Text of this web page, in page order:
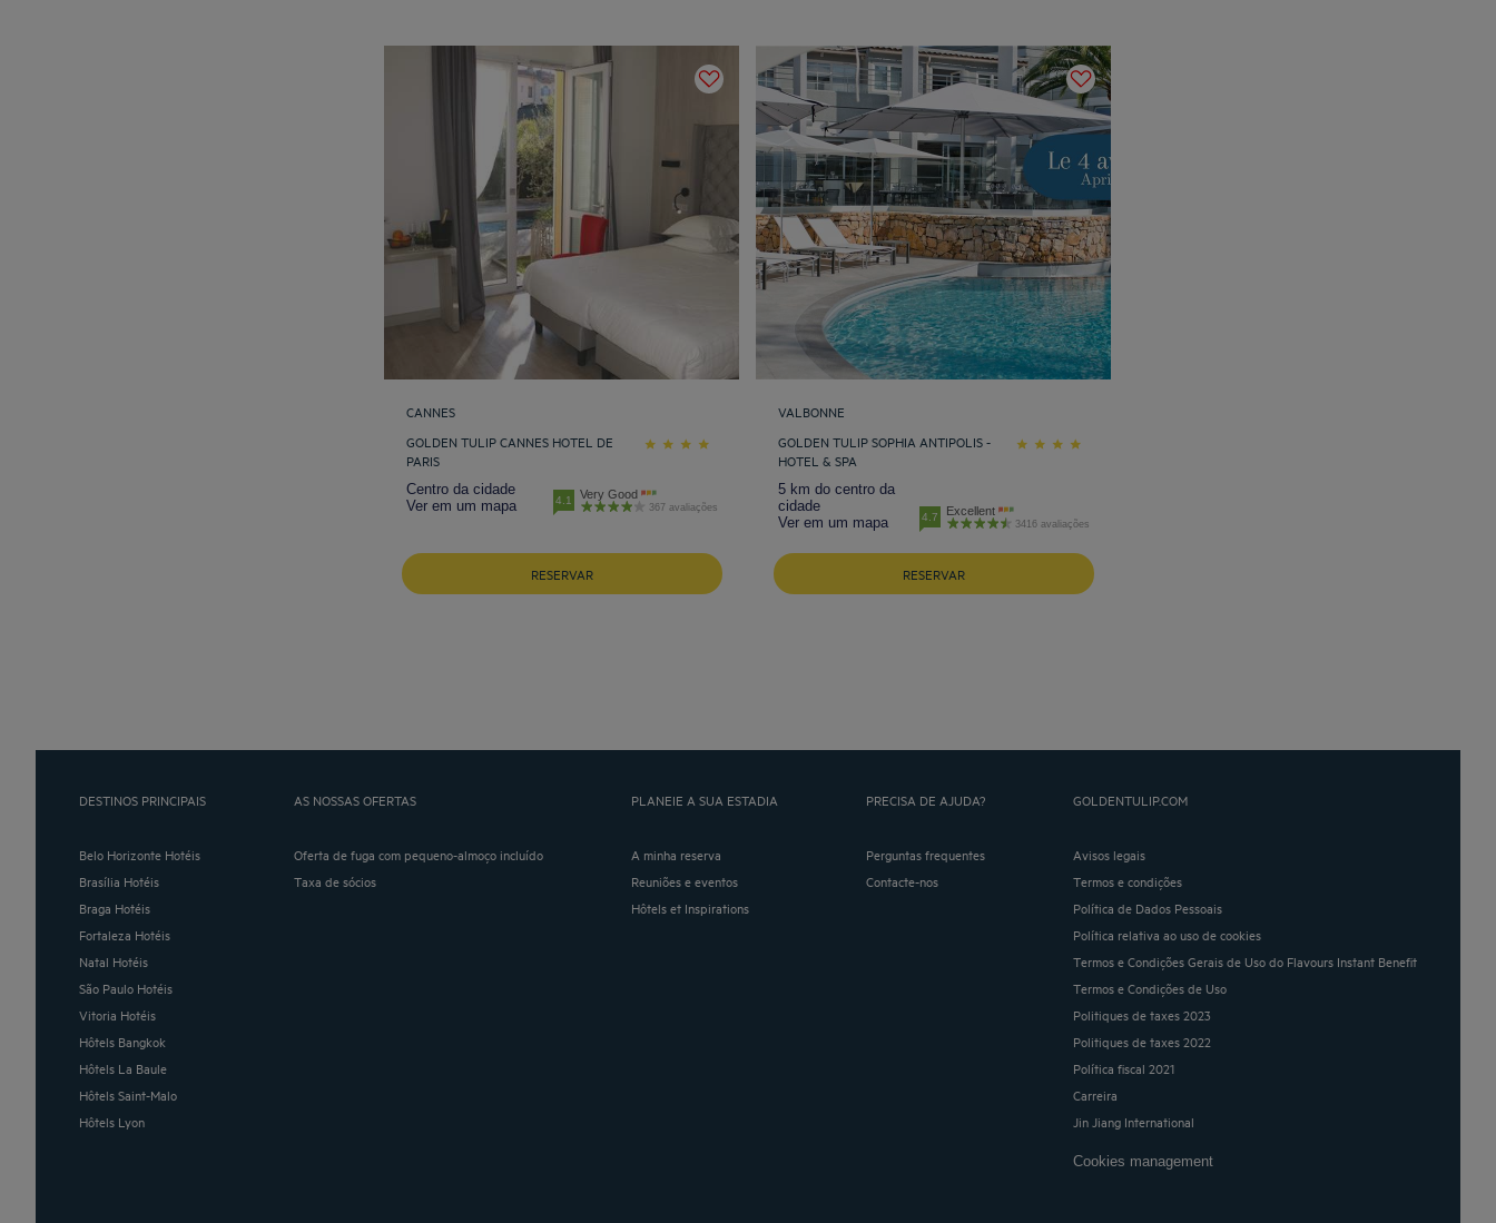
CANNES
GOLDEN TULIP CANNES HOTEL DE
PARIS
Centro da cidade
Ver em um mapa
4.1 Very Good
367 avaliações
RESERVAR
VALBONNE
GOLDEN TULIP SOPHIA ANTIPOLIS -
HOTEL & SPA
5 km do centro da
cidade
Ver em um mapa
4.7 Excellent
3416 avaliações
RESERVAR
DESTINOS PRINCIPAIS
Belo Horizonte Hotéis
Brasília Hotéis
Braga Hotéis
Fortaleza Hotéis
Natal Hotéis
São Paulo Hotéis
Vitoria Hotéis
Hôtels Bangkok
Hôtels La Baule
Hôtels Saint-Malo
Hôtels Lyon
AS NOSSAS OFERTAS
Oferta de fuga com pequeno-almoço incluído
Taxa de sócios
PLANEIE A SUA ESTADIA
A minha reserva
Reuniões e eventos
Hôtels et Inspirations
PRECISA DE AJUDA?
Perguntas frequentes
Contacte-nos
GOLDENTULIP.COM
Avisos legais
Termos e condições
Política de Dados Pessoais
Política relativa ao uso de cookies
Termos e Condições Gerais de Uso do Flavours Instant Benefit
Termos e Condições de Uso
Politiques de taxes 2023
Politiques de taxes 2022
Política fiscal 2021
Carreira
Jin Jiang International
Cookies management